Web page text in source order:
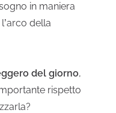
in maniera
della
del giorno,
rispetto